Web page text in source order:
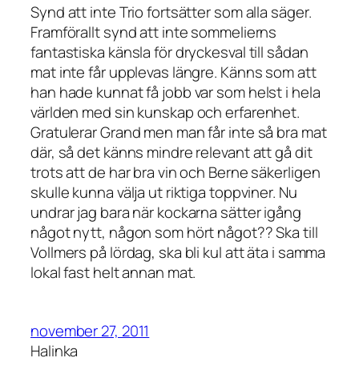
Synd att inte Trio fortsätter som alla säger.
Framförallt synd att inte sommelierns
fantastiska känsla för dryckesval till sådan
mat inte får upplevas längre. Känns som att
han hade kunnat få jobb var som helst i hela
världen med sin kunskap och erfarenhet.
Gratulerar Grand men man får inte så bra mat
där, så det känns mindre relevant att gå dit
trots att de har bra vin och Berne säkerligen
skulle kunna välja ut riktiga toppviner. Nu
undrar jag bara när kockarna sätter igång
något nytt, någon som hört något?? Ska till
Vollmers på lördag, ska bli kul att äta i samma
lokal fast helt annan mat.
november 27, 2011
Halinka